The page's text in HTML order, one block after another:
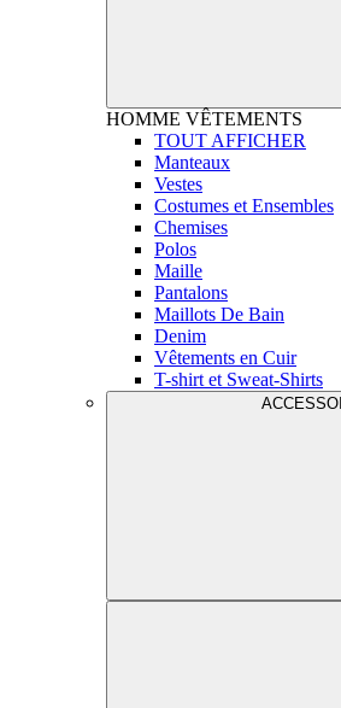
HOMME VÊTEMENTS
TOUT AFFICHER
Manteaux
Vestes
Costumes et Ensembles
Chemises
Polos
Maille
Pantalons
Maillots De Bain
Denim
Vêtements en Cuir
T-shirt et Sweat-Shirts